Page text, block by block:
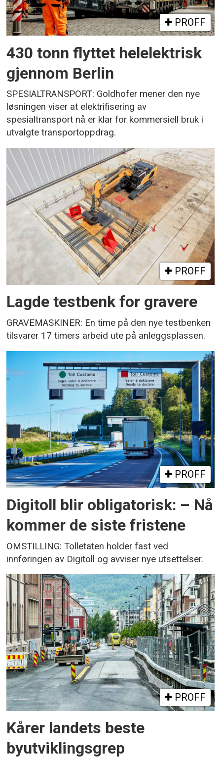
PROFF
430 tonn flyttet helelektrisk
gjennom Berlin
SPESIALTRANSPORT: Goldhofer mener den nye
løsningen viser at elektrifisering av
spesialtransport nå er klar for kommersiell bruk i
utvalgte transportoppdrag.
PROFF
Lagde testbenk for gravere
GRAVEMASKINER: En time på den nye testbenken
tilsvarer 17 timers arbeid ute på anleggsplassen.
PROFF
Digitoll blir obligatorisk: – Nå
kommer de siste fristene
OMSTILLING: Tolletaten holder fast ved
innføringen av Digitoll og avviser nye utsettelser.
PROFF
Kårer landets beste
byutviklingsgrep